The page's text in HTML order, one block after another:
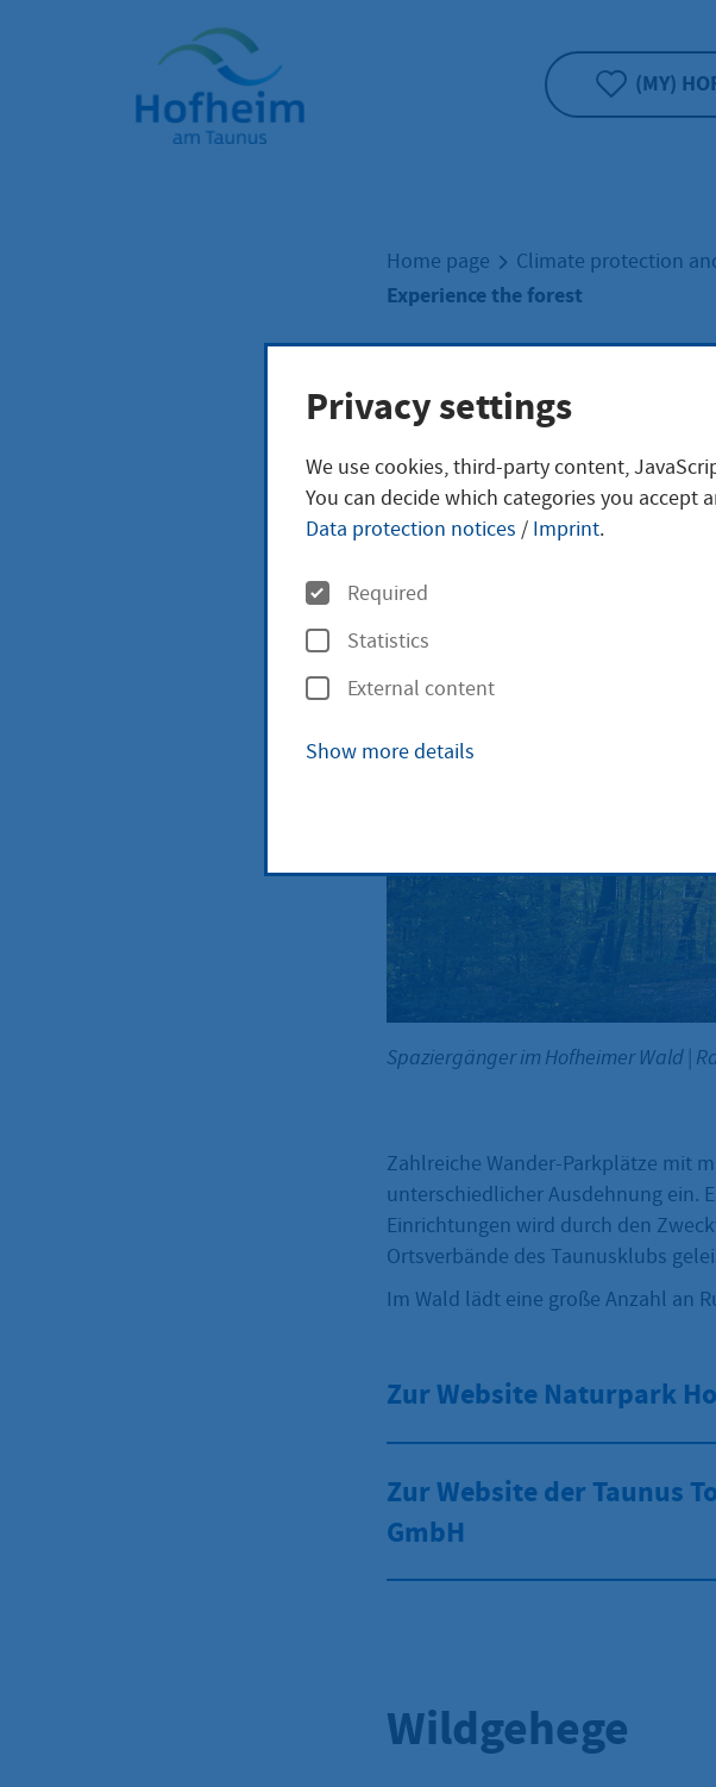
Home"
(MY)
Home page Climate protection
Experience the forest
Numerous leisure
attractive local recreation
Wanderwege
Spaziergänger im Hofheimer Wald
Zahlreiche Wander-Parkplätze mit
unterschiedlicher Ausdehnung ein.
Einrichtungen wird durch den
Ortsverbände des Taunusklubs
Im Wald lädt eine große Anzahl an
Zur Website Naturpark
Zur Website der Taunus
GmbH
Wildgehege
Privacy settings
We use cookies, third-party content,
You can decide which categories you accept
Data protection notices / Imprint.
O
p
t
i
o
Required
Statistics
External content
Show more details